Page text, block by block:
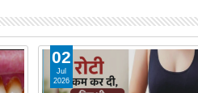
02
Jul
2026